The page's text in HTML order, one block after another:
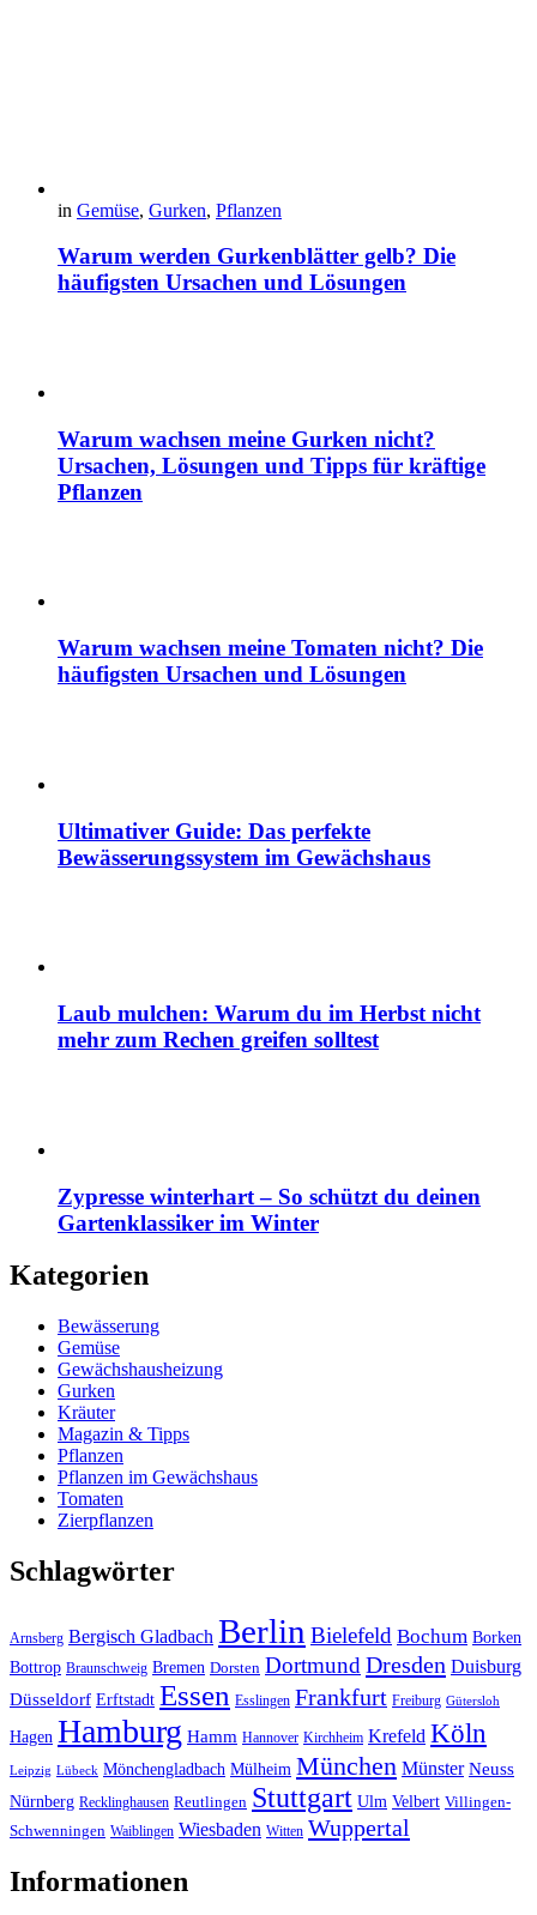
in Gemüse, Gurken, Pflanzen
Warum werden Gurkenblätter gelb? Die
häufigsten Ursachen und Lösungen
Warum wachsen meine Gurken nicht?
Ursachen, Lösungen und Tipps für kräftige
Pflanzen
Warum wachsen meine Tomaten nicht? Die
häufigsten Ursachen und Lösungen
Ultimativer Guide: Das perfekte
Bewässerungssystem im Gewächshaus
Laub mulchen: Warum du im Herbst nicht
mehr zum Rechen greifen solltest
Zypresse winterhart – So schützt du deinen
Gartenklassiker im Winter
Kategorien
Bewässerung
Gemüse
Gewächshausheizung
Gurken
Kräuter
Magazin & Tipps
Pflanzen
Pflanzen im Gewächshaus
Tomaten
Zierpflanzen
Schlagwörter
Arnsberg Bergisch Gladbach Berlin Bielefeld Bochum Borken
Bottrop Braunschweig Bremen Dorsten Dortmund Dresden Duisburg
Düsseldorf Erftstadt Essen Esslingen Frankfurt Freiburg Gütersloh
Hagen Hamburg Hamm Hannover Kirchheim Krefeld Köln
Leipzig Lübeck Mönchengladbach Mülheim München Münster Neuss
Nürnberg Recklinghausen Reutlingen Stuttgart Ulm Velbert Villingen-
Schwenningen Waiblingen Wiesbaden Witten Wuppertal
Informationen